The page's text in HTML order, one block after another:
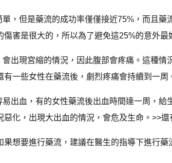
但是藥流的成功率僅僅接近75%，而且藥
傷害是很大的，所以為了避免這25%的意外最
現宮縮的情況，因此腹部會疼痛。這種情
有一些女性在藥流後，劇烈疼痛會持續到一周
血，有的女性藥流後出血時間達一周，給
惡化，出現大出血的情況，會危及生命。>>
要進行藥流，建議在醫生的指導下進行藥